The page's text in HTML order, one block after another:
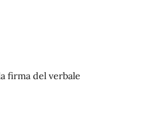
firma del verbale